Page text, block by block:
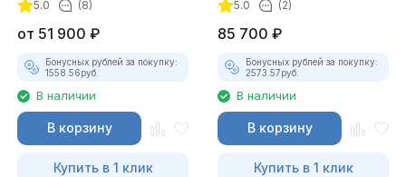
5.0 (8)
от 51 900 ₽
Бонусных рублей за покупку:
1558.56руб.
В наличии
В корзину
Купить в 1 клик
5.0 (2)
85 700 ₽
Бонусных рублей за покупку:
2573.57руб.
В наличии
В корзину
Купить в 1 клик